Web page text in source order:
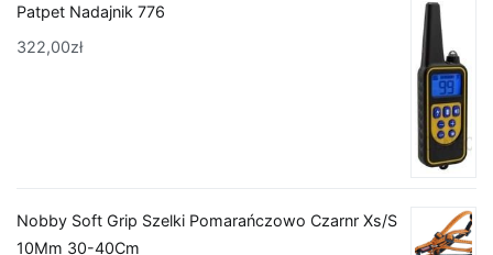
Patpet Nadajnik 776
322,00zł
Nobby Soft Grip Szelki Pomarańczowo Czarnr Xs/S
10Mm 30-40Cm